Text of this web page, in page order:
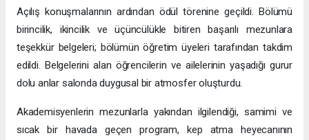
Açılış konuşmalarının ardından ödül törenine geçildi. Bölümü
birincilik, ikincilik ve üçüncülükle bitiren başarılı mezunlara
teşekkür belgeleri; bölümün öğretim üyeleri tarafından takdim
edildi. Belgelerini alan öğrencilerin ve ailelerinin yaşadığı gurur
dolu anlar salonda duygusal bir atmosfer oluşturdu.
Akademisyenlerin mezunlarla yakından ilgilendiği, samimi ve
sıcak bir havada geçen program, kep atma heyecanının